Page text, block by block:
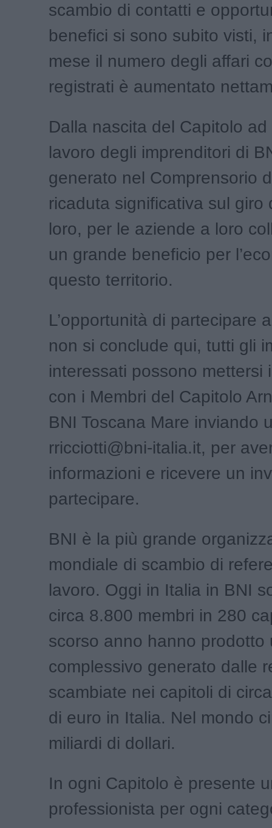
scambio di contatti e
benefici si sono subito visti,
mese il numero degli affari
registrati è aumentato
Dalla nascita del Capitolo ad
lavoro degli imprenditori di
generato nel Comprensorio
ricaduta significativa sul giro
loro, per le aziende a loro
un grande beneficio per
questo territorio.
L’opportunità di partecipare
non si conclude qui, tutti gli
interessati possono mettersi
con i Membri del Capitolo
BNI Toscana Mare inviando
rricciotti@bni-italia.it, per
informazioni e ricevere un
partecipare.
BNI è la più grande
mondiale di scambio di
lavoro. Oggi in Italia in BNI
circa 8.800 membri in 280
scorso anno hanno prodotto
complessivo generato dalle
scambiate nei capitoli di
di euro in Italia. Nel mondo
miliardi di dollari.
In ogni Capitolo è presente
professionista per ogni